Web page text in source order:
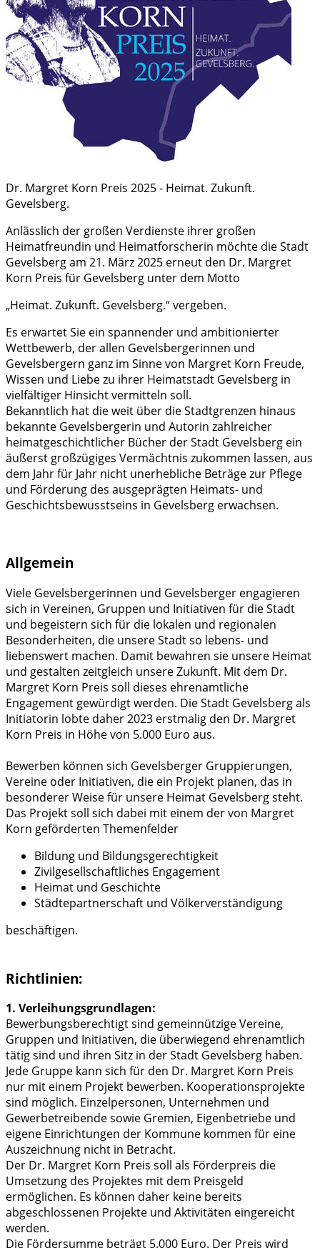
Dr. Margret Korn Preis 2025 - Heimat. Zukunft.
Gevelsberg.
Anlässlich der großen Verdienste ihrer großen
Heimatfreundin und Heimatforscherin möchte die Stadt
Gevelsberg am 21. März 2025 erneut den Dr. Margret
Korn Preis für Gevelsberg unter dem Motto
„Heimat. Zukunft. Gevelsberg.“ vergeben.
Es erwartet Sie ein spannender und ambitionierter
Wettbewerb, der allen Gevelsbergerinnen und
Gevelsbergern ganz im Sinne von Margret Korn Freude,
Wissen und Liebe zu ihrer Heimatstadt Gevelsberg in
vielfältiger Hinsicht vermitteln soll.
Bekanntlich hat die weit über die Stadtgrenzen hinaus
bekannte Gevelsbergerin und Autorin zahlreicher
heimatgeschichtlicher Bücher der Stadt Gevelsberg ein
äußerst großzügiges Vermächtnis zukommen lassen, aus
dem Jahr für Jahr nicht unerhebliche Beträge zur Pflege
und Förderung des ausgeprägten Heimats- und
Geschichtsbewusstseins in Gevelsberg erwachsen.
Allgemein
Viele Gevelsbergerinnen und Gevelsberger engagieren
sich in Vereinen, Gruppen und Initiativen für die Stadt
und begeistern sich für die lokalen und regionalen
Besonderheiten, die unsere Stadt so lebens- und
liebenswert machen. Damit bewahren sie unsere Heimat
und gestalten zeitgleich unsere Zukunft. Mit dem Dr.
Margret Korn Preis soll dieses ehrenamtliche
Engagement gewürdigt werden. Die Stadt Gevelsberg als
Initiatorin lobte daher 2023 erstmalig den Dr. Margret
Korn Preis in Höhe von 5.000 Euro aus.
Bewerben können sich Gevelsberger Gruppierungen,
Vereine oder Initiativen, die ein Projekt planen, das in
besonderer Weise für unsere Heimat Gevelsberg steht.
Das Projekt soll sich dabei mit einem der von Margret
Korn geförderten Themenfelder
Bildung und Bildungsgerechtigkeit
Zivilgesellschaftliches Engagement
Heimat und Geschichte
Städtepartnerschaft und Völkerverständigung
beschäftigen.
Richtlinien:
1. Verleihungsgrundlagen:
Bewerbungsberechtigt sind gemeinnützige Vereine,
Gruppen und Initiativen, die überwiegend ehrenamtlich
tätig sind und ihren Sitz in der Stadt Gevelsberg haben.
Jede Gruppe kann sich für den Dr. Margret Korn Preis
nur mit einem Projekt bewerben. Kooperationsprojekte
sind möglich. Einzelpersonen, Unternehmen und
Gewerbetreibende sowie Gremien, Eigenbetriebe und
eigene Einrichtungen der Kommune kommen für eine
Auszeichnung nicht in Betracht.
Der Dr. Margret Korn Preis soll als Förderpreis die
Umsetzung des Projektes mit dem Preisgeld
ermöglichen. Es können daher keine bereits
abgeschlossenen Projekte und Aktivitäten eingereicht
werden.
Die Fördersumme beträgt 5.000 Euro. Der Preis wird